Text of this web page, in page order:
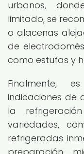
urbanos,
limitado, se
o alacenas
de
como estufas y
Finalmente,
indicaciones de
la
variedades,
refrigeradas